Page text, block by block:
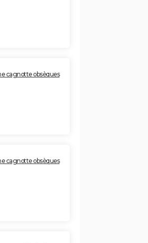
cagnotte obsèques
cagnotte obsèques